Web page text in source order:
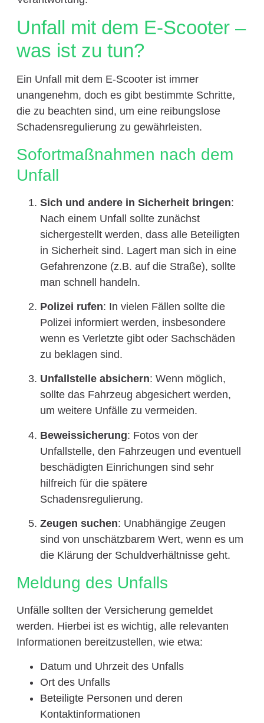
Unfall mit dem E-Scooter –
was ist zu tun?
Ein Unfall mit dem E-Scooter ist immer
unangenehm, doch es gibt bestimmte Schritte,
die zu beachten sind, um eine reibungslose
Schadensregulierung zu gewährleisten.
Sofortmaßnahmen nach dem
Unfall
Sich und andere in Sicherheit bringen:
Nach einem Unfall sollte zunächst
sichergestellt werden, dass alle Beteiligten
in Sicherheit sind. Lagert man sich in eine
Gefahrenzone (z.B. auf die Straße), sollte
man schnell handeln.
Polizei rufen: In vielen Fällen sollte die
Polizei informiert werden, insbesondere
wenn es Verletzte gibt oder Sachschäden
zu beklagen sind.
Unfallstelle absichern: Wenn möglich,
sollte das Fahrzeug abgesichert werden,
um weitere Unfälle zu vermeiden.
Beweissicherung: Fotos von der
Unfallstelle, den Fahrzeugen und eventuell
beschädigten Einrichungen sind sehr
hilfreich für die spätere
Schadensregulierung.
Zeugen suchen: Unabhängige Zeugen
sind von unschätzbarem Wert, wenn es um
die Klärung der Schuldverhältnisse geht.
Meldung des Unfalls
Unfälle sollten der Versicherung gemeldet
werden. Hierbei ist es wichtig, alle relevanten
Informationen bereitzustellen, wie etwa:
Datum und Uhrzeit des Unfalls
Ort des Unfalls
Beteiligte Personen und deren
Kontaktinformationen